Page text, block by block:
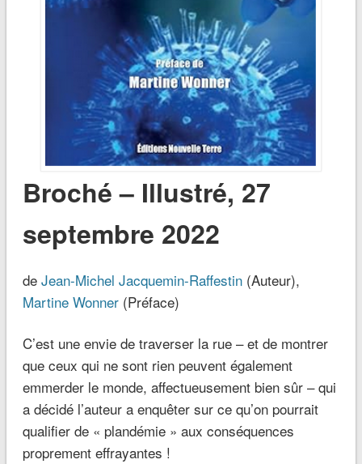
Broché – Illustré, 27
septembre 2022
de Jean-Michel Jacquemin-Raffestin(Auteur),
Martine Wonner(Préface)
C’est une envie de traverser la rue – et de montrer
que ceux qui ne sont rien peuvent également
emmerder le monde, affectueusement bien sûr – qui
a décidé l’auteur a enquêter sur ce qu’on pourrait
qualifier de « plandémie » aux conséquences
proprement effrayantes !